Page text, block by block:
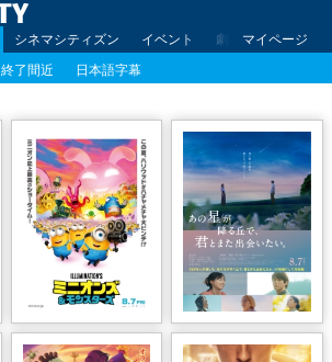
シネマシティズン イベント 劇場案内 アク
マイページ
終了間近 日本語字幕